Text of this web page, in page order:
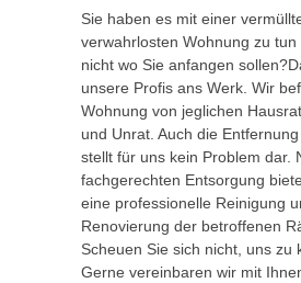
Sie haben es mit einer
verwahrlosten Wohnung zu tun
nicht wo Sie anfangen
unsere Profis ans Werk. Wir
Wohnung von jeglichen
und Unrat. Auch die
stellt für uns kein Problem dar.
fachgerechten Entsorgung
eine professionelle Reinigung
Renovierung der betroffenen
Scheuen Sie sich nicht, uns zu
Gerne vereinbaren wir mit